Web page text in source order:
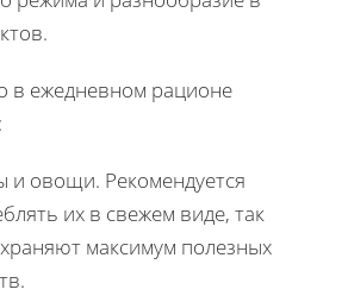
в ежедневном рационе
и овощи. Рекомендуется
их в свежем виде, так
максимум полезных